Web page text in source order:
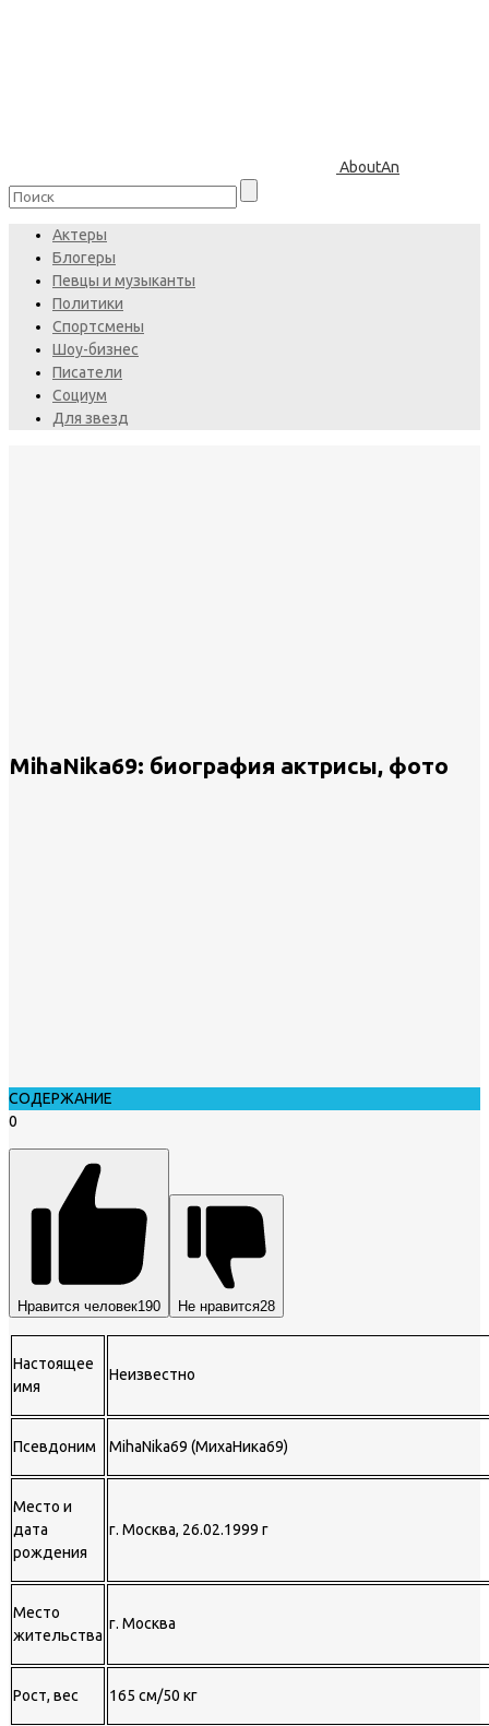
AboutAn
Актеры
Блогеры
Певцы и музыканты
Политики
Спортсмены
Шоу-бизнес
Писатели
Социум
Для звезд
MihaNika69: биография актрисы, фото
СОДЕРЖАНИЕ
0
Нравится человек190 Не нравится28
Настоящее
имя
Неизвестно
Псевдоним MihaNika69 (МихаНика69)
Место и
дата
рождения
г. Москва, 26.02.1999 г
Место
жительства
г. Москва
Рост, вес 165 см/50 кг